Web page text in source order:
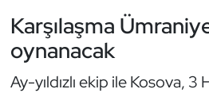
Karşılaşma
oynanacak
Ay-yıldızlı ekip ile Kosova, 3
Okçuluk
Optimist